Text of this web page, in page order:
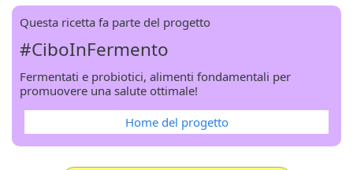
Questa ricetta fa parte del progetto
#CiboInFermento
Fermentati e probiotici, alimenti fondamentali per
promuovere una salute ottimale!
Home del progetto